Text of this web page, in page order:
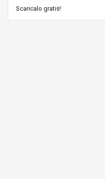
Scaricalo gratis!